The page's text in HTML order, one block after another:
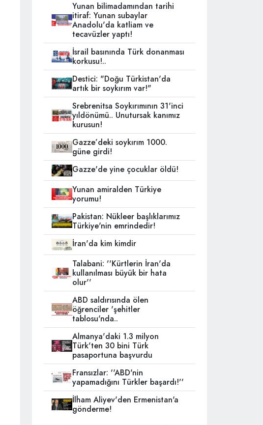
Yunan bilimadamından tarihi
itiraf: Yunan subaylar
Anadolu'da katliam ve
tecavüzler yaptı!
İsrail basınında Türk donanması
korkusu!..
Destici: "Doğu Türkistan'da
artık bir soykırım var!"
Srebrenitsa Soykırımının 31'inci
yıldönümü.. Unutursak kanımız
kurusun!
Gazze’deki soykırım 1000.
güne girdi!
Gazze'de yine çocuklar öldü!
Yunan amiralden Türkiye
yorumu!
Pakistan: Nükleer başlıklarımız
Türkiye'nin emrindedir!
İran'da kim kimdir
Talabani: ''Kürtlerin İran'da
kullanılması büyük bir hata
olur''
ABD saldırısında ölen
öğrenciler 'şehitler
tablosu'nda..
Almanya'daki 1.3 milyon
Türk'ten 30 bini Türk
pasaportuna başvurdu
Fransızlar: ''ABD'nin
yapamadığını Türkler başardı!''
İlham Aliyev'den Ermenistan'a
gönderme!